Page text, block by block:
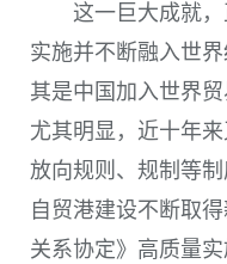
这一巨大成就
实施并不断融入世
其是中国加入世界
尤其明显，近十年
放向规则、规制等制
自贸港建设不断取
关系协定》高质量